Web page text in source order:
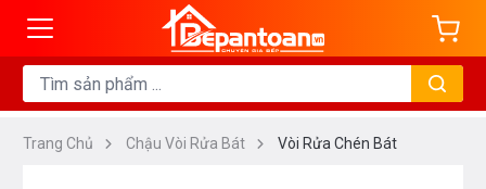
Trang Chủ Chậu Vòi Rửa Bát Vòi Rửa Chén Bát